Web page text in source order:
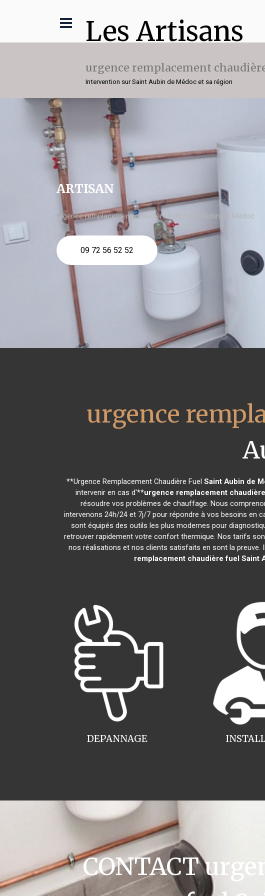
Les Artisans
urgence remplacement
Intervention sur Saint Aubin de Médoc et sa région
ARTISAN
urgence remplacement chaudière fuel Saint Aubin de Médoc
09 72 56 52 52
urgence
**Urgence Remplacement Chaudière Fuel Saint Aubin de
intervenir en cas d'**urgence remplacement
résoudre vos problèmes de chauffage. Nous
intervenons 24h/24 et 7j/7 pour répondre à vos besoins en
sont équipés des outils les plus modernes pour
retrouver rapidement votre confort thermique. Nos tarifs
nos réalisations et nos clients satisfaits en sont la
remplacement chaudière fuel Saint
DEPANNAGE
CONTACT